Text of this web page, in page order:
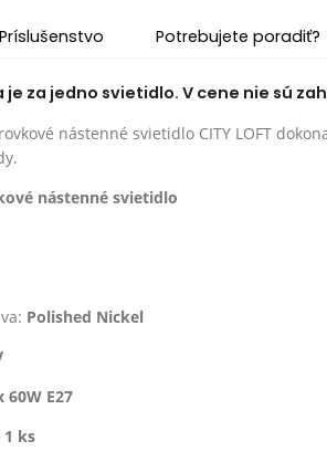
Potrebujete poradiť?
je za jedno svietidlo. V cene nie sú
nástenné svietidlo CITY LOFT
nástenné svietidlo
Polished Nickel
60W E27
1 ks